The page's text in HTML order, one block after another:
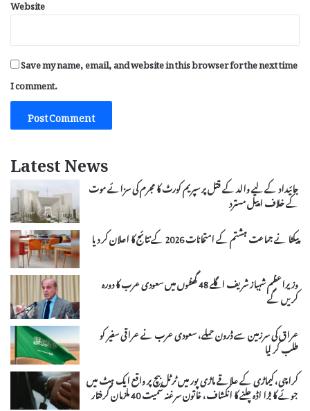
Save my name, email, and website in this browser for the next time
I comment.
Latest News
جائیداد کے لیے والد کے قتل پر سپریم کورٹ کا مجرم کی سزائے موت
کے خلاف اپیل مسترد
پیکٹا نے جماعت ہشتم کے امتحانات 2026 کے نتائج کا اعلان کر دیا
وزیراعظم شہباز شریف اگلے 48 گھنٹوں میں سعودی عرب کا دورہ
کریں گے
عراق کی سرزمین سے ڈرون حملے، سعودی عرب نے عراقی سفیر کو
طلب کر لیا
کراچی، کیماڑی کے علاقے ماڑی پور میں ٹرٹل بیچ پر واقع ایک ہٹ میں
جوئے کا بڑا اڈہ چلنے کا انکشاف، خاتون سرغنہ سمیت 40 ملزمان گرفتار